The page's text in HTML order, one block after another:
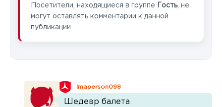
Посетители, находящиеся в группе Гость, не
могут оставлять комментарии к данной
публикации.
Imaperson098
Шедевр балета